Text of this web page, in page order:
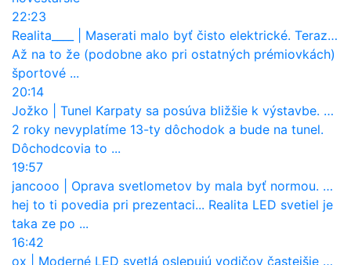
22:23
Realita____
Maserati malo byť čisto elektrické. Teraz zisťuje, že potrebuje nový osemvalcový motor
Až na to že (podobne ako pri ostatných prémiovkách)
športové ...
20:14
Jožko
Tunel Karpaty sa posúva bližšie k výstavbe. NDS urobila dôležitý krok
2 roky nevyplatíme 13-ty dôchodok a bude na tunel.
Dôchodcovia to ...
19:57
jancooo
Oprava svetlometov by mala byť normou. Jeden nový dnes stojí priemerne 1251 eur!
hej to ti povedia pri prezentaci... Realita LED svetiel je
taka ze po ...
16:42
ox
Moderné LED svetlá oslepujú vodičov častejšie než staré halogény